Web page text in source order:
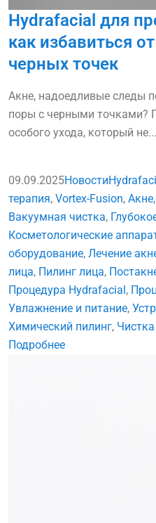
Hydrafacial для
как избавиться
черных точек
Акне, надоедливые следы
поры с черными точками?
особого ухода, который не...
09.09.2025Новости
терапия, Vortex-Fusion, Акне,
Вакуумная чистка,
Косметологические
оборудование, Лечение
лица, Пилинг лица,
Процедура Hydrafacial ,
Увлажнение и питание,
Химический пилинг,
Подробнее